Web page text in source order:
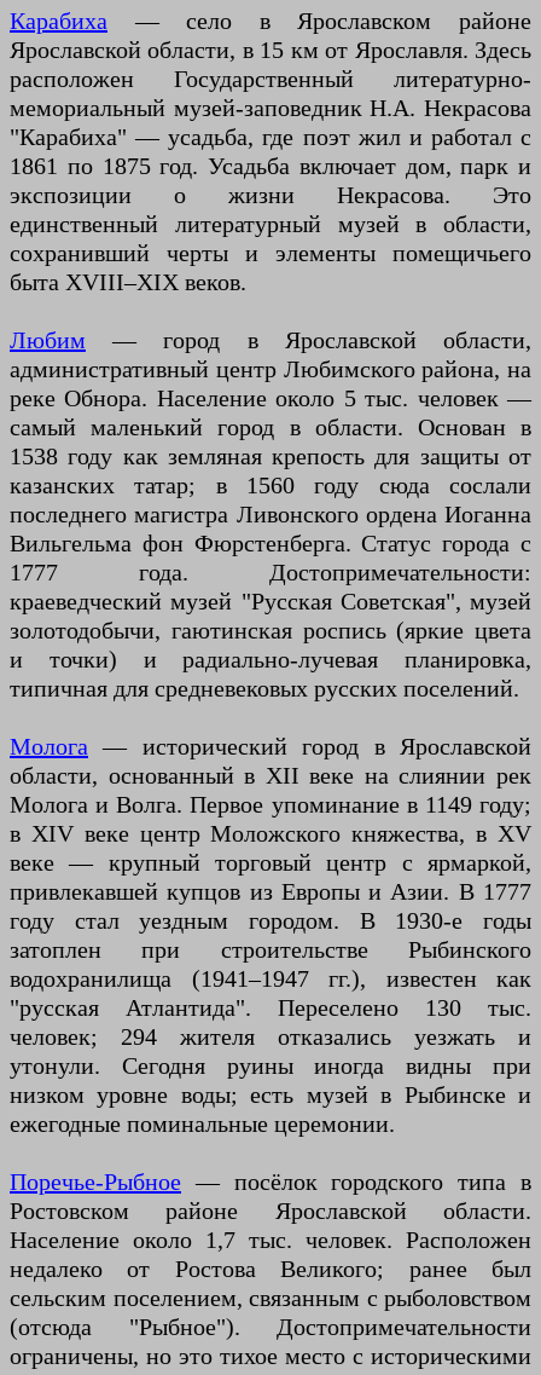
Карабиха — село в Ярославском районе
Ярославской области, в 15 км от Ярославля. Здесь
расположен Государственный литературно-
мемориальный музей-заповедник Н.А. Некрасова
"Карабиха" — усадьба, где поэт жил и работал с
1861 по 1875 год. Усадьба включает дом, парк и
экспозиции о жизни Некрасова. Это
единственный литературный музей в области,
сохранивший черты и элементы помещичьего
быта XVIII–XIX веков.
Любим — город в Ярославской области,
административный центр Любимского района, на
реке Обнора. Население около 5 тыс. человек —
самый маленький город в области. Основан в
1538 году как земляная крепость для защиты от
казанских татар; в 1560 году сюда сослали
последнего магистра Ливонского ордена Иоганна
Вильгельма фон Фюрстенберга. Статус города с
1777 года. Достопримечательности:
краеведческий музей "Русская Советская", музей
золотодобычи, гаютинская роспись (яркие цвета
и точки) и радиально-лучевая планировка,
типичная для средневековых русских поселений.
Молога — исторический город в Ярославской
области, основанный в XII веке на слиянии рек
Молога и Волга. Первое упоминание в 1149 году;
в XIV веке центр Моложского княжества, в XV
веке — крупный торговый центр с ярмаркой,
привлекавшей купцов из Европы и Азии. В 1777
году стал уездным городом. В 1930-е годы
затоплен при строительстве Рыбинского
водохранилища (1941–1947 гг.), известен как
"русская Атлантида". Переселено 130 тыс.
человек; 294 жителя отказались уезжать и
утонули. Сегодня руины иногда видны при
низком уровне воды; есть музей в Рыбинске и
ежегодные поминальные церемонии.
Поречье-Рыбное — посёлок городского типа в
Ростовском районе Ярославской области.
Население около 1,7 тыс. человек. Расположен
недалеко от Ростова Великого; ранее был
сельским поселением, связанным с рыболовством
(отсюда "Рыбное"). Достопримечательности
ограничены, но это тихое место с историческими